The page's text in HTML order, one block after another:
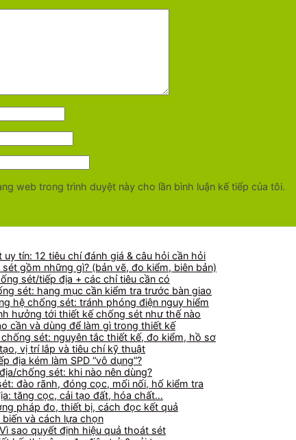
web trong trình duyệt này cho lần bình luận kế tiếp của tôi.
tín: 12 tiêu chí đánh giá & câu hỏi cần hỏi
gồm những gì? (bản vẽ, đo kiểm, biên bản)
sét/tiếp địa + các chỉ tiêu cần có
sét: hạng mục cần kiểm tra trước bàn giao
hệ chống sét: tránh phóng điện nguy hiểm
hưởng tới thiết kế chống sét như thế nào
cần và dùng để làm gì trong thiết kế
sét: nguyên tắc thiết kế, đo kiểm, hồ sơ
vị trí lắp và tiêu chí kỹ thuật
địa kém làm SPD “vô dụng”?
chống sét: khi nào nên dùng?
đào rãnh, đóng cọc, mối nối, hố kiểm tra
tăng cọc, cải tạo đất, hóa chất…
pháp đo, thiết bị, cách đọc kết quả
và cách lựa chọn
sao quyết định hiệu quả thoát sét